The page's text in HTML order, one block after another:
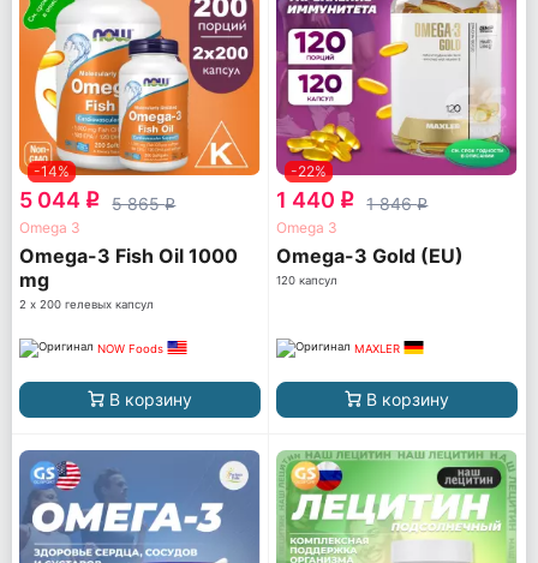
-14%
5 044 q 5 865q
Omega 3
Omega-3 Fish Oil 1000
mg
2 х 200 гелевых капсул
NOW Foods
В корзину
-22%
1 440 q 1 846q
Omega 3
Omega-3 Gold (EU)
120 капсул
MAXLER
В корзину